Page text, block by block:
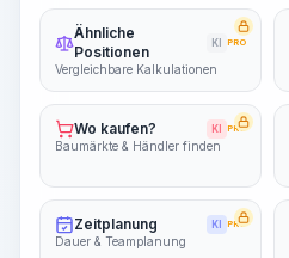
Ähnliche
Positionen
KI PRO
Vergleichbare Kalkulationen
Wo kaufen? KI PRO
Baumärkte & Händler finden
Zeitplanung KI PRO
Dauer & Teamplanung